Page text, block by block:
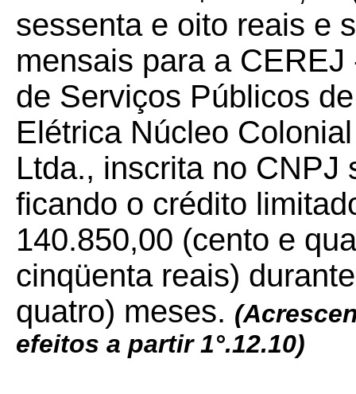
sessenta e oito reais e
mensais para a
de Serviços Públicos
Elétrica Núcleo
Ltda., inscrita no CNPJ
ficando o crédito
140.850,00 (cento e
cinqüenta reais)
quatro) meses. (
efeitos a partir 1°.12.10)